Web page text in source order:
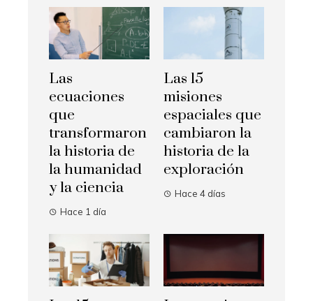
Las
ecuaciones
que
transformaron
la historia de
la humanidad
y la ciencia
Hace 1 día
Las 15
misiones
espaciales que
cambiaron la
historia de la
exploración
Hace 4 días